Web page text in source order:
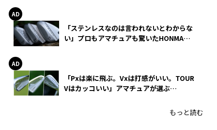
「ステンレスなのは言われないとわからな
い」プロもアマチュアも驚いたHONMA
「Pxは楽に飛ぶ。Vxは打感がいい。TOUR
Vはカッコいい」アマチュアが選ぶ
もっと読む